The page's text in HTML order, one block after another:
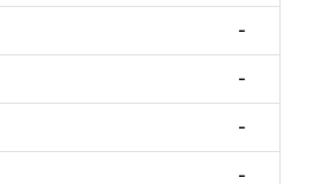
-
-
-
-